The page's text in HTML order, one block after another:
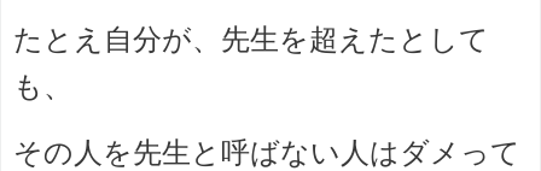
たとえ自分が、先生を超えたとして
も、
その人を先生と呼ばない人はダメって